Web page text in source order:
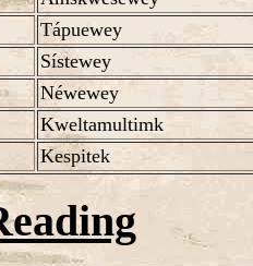
Tápuewey
Sístewey
Néwewey
Kweltamultimk
Kespitek